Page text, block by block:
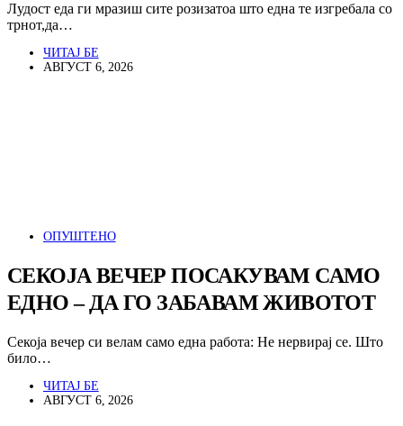
Лудост еда ги мразиш сите розизатоа што една те изгребала со
трнот,да…
ЧИТАЈ БЕ
АВГУСТ 6, 2026
ОПУШТЕНО
СЕКОЈА ВЕЧЕР ПОСАКУВАМ САМО
ЕДНО – ДА ГО ЗАБАВАМ ЖИВОТОТ
Секоја вечер си велам само една работа: Не нервирај се. Што
било…
ЧИТАЈ БЕ
АВГУСТ 6, 2026